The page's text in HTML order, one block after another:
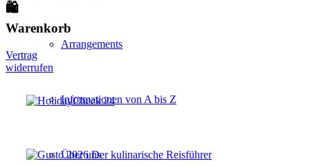
Arrangements
Informationen von A bis Z
Über uns
🛍
Warenkorb
Vertrag
widerrufen